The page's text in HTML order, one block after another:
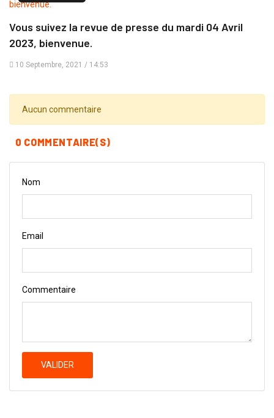
Vous suivez la revue de presse du mardi 04 Avril
2023, bienvenue.
10 Septembre, 2021 / 14:53
Aucun commentaire
0 COMMENTAIRE(S)
Nom
Email
Commentaire
VALIDER